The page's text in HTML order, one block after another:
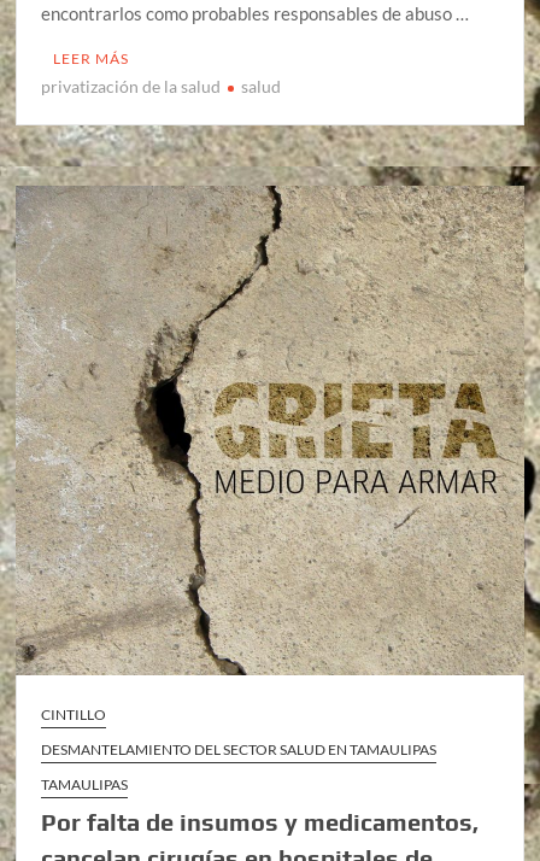
encontrarlos como probables responsables de abuso …
LEER MÁS
privatización de la salud salud
CINTILLO
DESMANTELAMIENTO DEL SECTOR SALUD EN TAMAULIPAS
TAMAULIPAS
Por falta de insumos y medicamentos,